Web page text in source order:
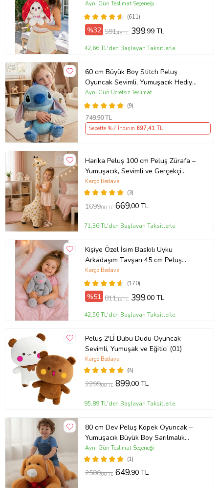
(611)
Aynı Gün Teslimat Seçeneği
%32 591,48 TL 399,99 TL
42,66 TL'den Başlayan Taksitlerle
60 cm Büyük Boy Stitch Peluş
Oyuncak Sevimli, Yumuşacık Hediye
& Koleksiyon Ürünü
(9)
Aynı Gün Ücretsiz Teslimat
749,90 TL
Sepette %7 İndirim 697,41 TL
Harika Peluş 100 cm Peluş Zürafa –
Yumuşacık, Sevimli ve Gerçekçi
Tasarım!
(3)
Kargo Bedava
1699,00 TL 669,00 TL
71,36 TL'den Başlayan Taksitlerle
Kişiye Özel İsim Baskılı Uyku
Arkadaşım Tavşan 45 cm Peluş
Tavşan (GRİ)
(170)
Kargo Bedava
%51 811,19 TL 399,00 TL
42,56 TL'den Başlayan Taksitlerle
Peluş 2'Lİ Bubu Dudu Oyuncak –
Sevimli, Yumuşak ve Eğitici (01)
(8)
Kargo Bedava
2299,00 TL 899,00 TL
95,89 TL'den Başlayan Taksitlerle
80 cm Dev Peluş Köpek Oyuncak –
Yumuşacık Büyük Boy Sarılmalık
Sevimli Köpek Pelüş Çocuk &
Sevgiliye Hediye
(1)
Aynı Gün Teslimat Seçeneği
2500,00 TL 649,90 TL